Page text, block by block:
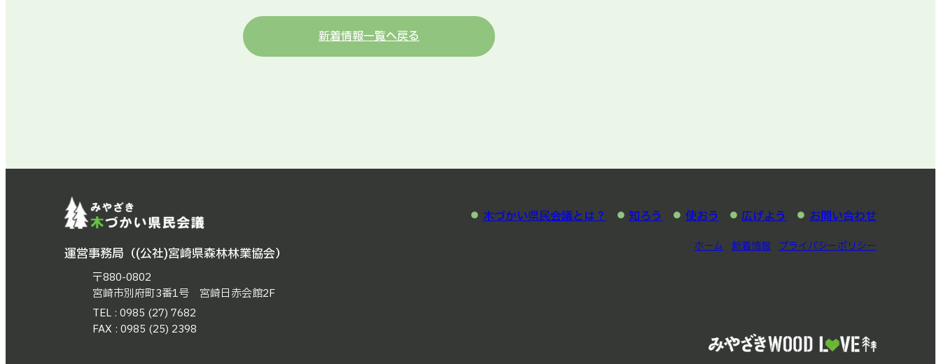
新着情報一覧へ戻る
運営事務局（(公社)宮崎県森林林業協会）
〒880-0802
宮崎市別府町3番1号 宮崎日赤会館2F
TEL : 0985 (27) 7682
FAX : 0985 (25) 2398
木づかい県民会議とは？ 知ろう 使おう 広げよう お問い合わせ
ホーム 新着情報 プライバシーポリシー